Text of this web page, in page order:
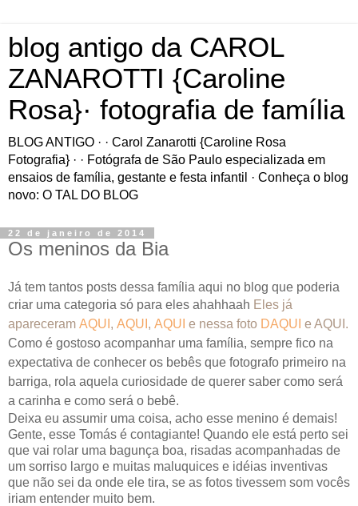
blog antigo da CAROL
ZANAROTTI {Caroline
Rosa}· fotografia de família
BLOG ANTIGO · · Carol Zanarotti {Caroline Rosa
Fotografia} · · Fotógrafa de São Paulo especializada em
ensaios de família, gestante e festa infantil · Conheça o blog
novo: O TAL DO BLOG
22 de janeiro de 2014
Os meninos da Bia
Já tem tantos posts dessa família aqui no blog que poderia
criar uma categoria só para eles ahahhaah Eles já
apareceram AQUI , AQUI , AQUI e nessa foto DAQUI e AQUI .
Como é gostoso acompanhar uma família, sempre fico na
expectativa de conhecer os bebês que fotografo primeiro na
barriga, rola aquela curiosidade de querer saber como será
a carinha e como será o bebê.
Deixa eu assumir uma coisa, acho esse menino é demais!
Gente, esse Tomás é contagiante! Quando ele está perto sei
que vai rolar uma bagunça boa, risadas acompanhadas de
um sorriso largo e muitas maluquices e idéias inventivas
que não sei da onde ele tira, se as fotos tivessem som vocês
iriam entender muito bem.